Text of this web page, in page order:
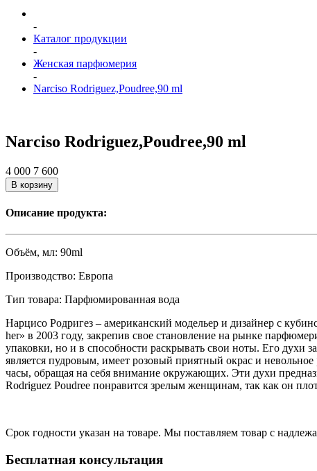
-
Каталог продукции
-
Женская парфюмерия
-
Narciso Rodriguez,Poudree,90 ml
Narciso Rodriguez,Poudree,90 ml
4 000 7 600
В корзину
Описание продукта:
Объём, мл: 90ml
Производство: Европа
Тип товара: Парфюмированная вода
Нарцисо Родригез – американский модельер и дизайнер с
her» в 2003 году, закрепив свое становление на рынке
упаковки, но и в способности раскрывать свои ноты. Его духи
является пудровым, имеет розовый приятный окрас и
часы, обращая на себя внимание окружающих. Эти духи
Rodriguez Poudree понравится зрелым женщинам, так как он
Срок годности указан на товаре. Мы поставляем товар с
Бесплатная консультация